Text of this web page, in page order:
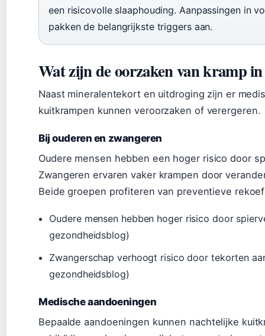
een risicovolle slaaphouding. Aanpassingen in
pakken de belangrijkste triggers aan.
Wat zijn de oorzaken van kramp
Naast mineralentekort en uitdroging zijn er
kuitkrampen kunnen veroorzaken of verergeren.
Bij ouderen en zwangeren
Oudere mensen hebben een hoger risico door
Zwangeren ervaren vaker krampen door
Beide groepen profiteren van preventieve
Oudere mensen hebben hoger risico door
gezondheidsblog)
Zwangerschap verhoogt risico door tekorten
gezondheidsblog)
Medische aandoeningen
Bepaalde aandoeningen kunnen nachtelijke